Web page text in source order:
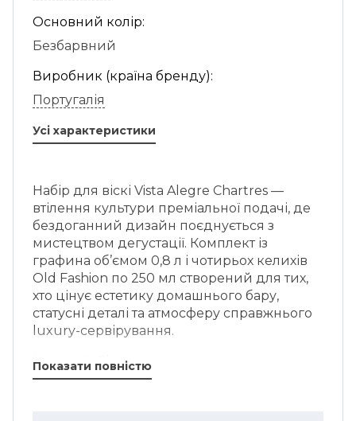
Основний колір:
Безбарвний
Виробник (країна бренду):
Португалія
Усі характеристики
Набір для віскі Vista Alegre Chartres —
втілення культури преміальної подачі, де
бездоганний дизайн поєднується з
мистецтвом дегустації. Комплект із
графина об’ємом 0,8 л і чотирьох келихів
Old Fashion по 250 мл створений для тих,
хто цінує естетику домашнього бару,
статусні деталі та атмосферу справжнього
luxury-сервірування.
Колекція Chartres виготовлена вручну з
30% вмістом високоякісного кришталю, що
Показати повністю